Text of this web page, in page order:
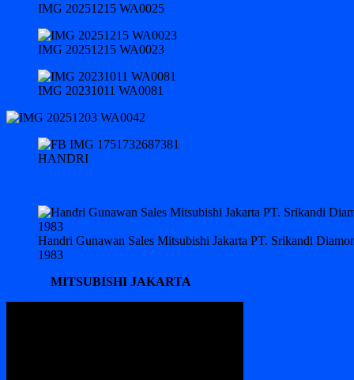
IMG 20251215 WA0025
IMG 20251215 WA0023
IMG 20231011 WA0081
HANDRI
Handri Gunawan Sales Mitsubishi Jakarta PT. Srikandi
1983
MITSUBISHI JAKARTA